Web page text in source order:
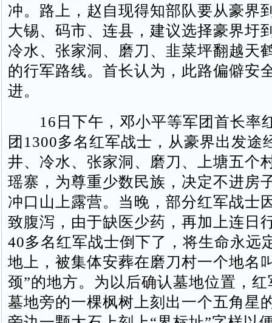
冲。路上，赵自现得知部队要从豪界
大锡、码市、连县，建议选择豪界圩
冷水、张家洞、磨刀、韭菜坪翻越天
的行军路线。首长认为，此路偏僻安
进。
16日下午，邓小平等军团首长率
团1300多名红军战士，从豪界出发途
井、冷水、张家洞、磨刀、上塘五个
瑶寨，为尊重少数民族，决定不进房
冲口山上露营。当晚，部分红军战士
致腹泻，由于缺医少药，再加上连日
40多名红军战士倒下了，将生命永远
地上，被集体安葬在磨刀村一个地名
颈”的地方。为以后确认墓地位置，
墓地旁的一棵枫树上刻出一个五角星